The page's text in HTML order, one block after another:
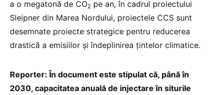
a o megatonă de CO2 pe an, în cadrul proiectului
Sleipner din Marea Nordului, proiectele CCS sunt
desemnate proiecte strategice pentru reducerea
drastică a emisiilor și îndeplinirea țintelor climatice.
Reporter: În document este stipulat că, până în
2030, capacitatea anuală de injectare în siturile